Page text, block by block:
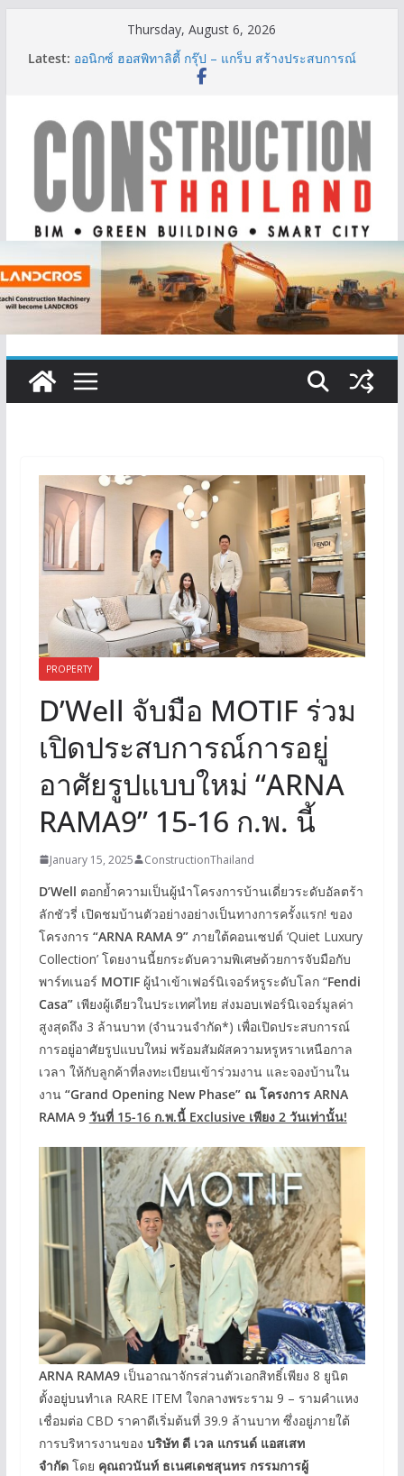
Thursday, August 6, 2026
Latest: ออนิกซ์ ฮอสพิทาลิตี้ กรุ๊ป – แกร็บ สร้างประสบการณ์
การเดินทางที่สะดวกยิ่งขึ้น ภายใต้แนวคิด “More of
Construction & Mining” ขับเคลื่อนอุตสาหกรรม
ก่อสร้างและเหมืองแร่สู่สังคมคาร์บอนต่ำอย่างยั่งยืน
ลลิล พร็อพเพอร์ตี้ ก้าวสู่ปีที่ 40 ยึดลูกค้าเป็นศูนย์กลาง
เดินหน้าสร้างการเติบโตอย่างยั่งยืน
IHG Hotels & Resorts เปิดตัว ฮอลิเดย์ อินน์ เอ็กซ์เพรส
ผู้เชี่ยวชาญด้านวิศวกรรมโครงสร้างเสนอแผนปฏิรูป
มาตรฐานตั้งแต่การออกแบบถึงการตรวจสอบอาคารไทย
รับมือแผ่นดินไหว
PROPERTY
D’Well จับมือ MOTIF ร่วม
เปิดประสบการณ์การอยู่
อาศัยรูปแบบใหม่ “ARNA
RAMA9” 15-16 ก.พ. นี้
January 15, 2025 ConstructionThailand
D’Well ตอกย้ำความเป็นผู้นำโครงการบ้านเดี่ยวระดับอัลตร้า
ลักชัวรี่ เปิดชมบ้านตัวอย่างอย่างเป็นทางการครั้งแรก! ของ
โครงการ “ARNA RAMA 9”ภายใต้คอนเซปต์ ‘Quiet Luxury
Collection’ โดยงานนี้ยกระดับความพิเศษด้วยการจับมือกับ
พาร์ทเนอร์ MOTIFผู้นำเข้าเฟอร์นิเจอร์หรูระดับโลก “Fendi
Casa”เพียงผู้เดียวในประเทศไทย ส่งมอบเฟอร์นิเจอร์มูลค่า
สูงสุดถึง 3 ล้านบาท (จำนวนจำกัด*) เพื่อเปิดประสบการณ์
การอยู่อาศัยรูปแบบใหม่ พร้อมสัมผัสความหรูหราเหนือกาล
เวลา ให้กับลูกค้าที่ลงทะเบียนเข้าร่วมงาน และจองบ้านใน
งาน “Grand Opening New Phase” ณ โครงการ ARNA
RAMA 9 วันที่ 15-16 ก.พ.นี้ Exclusive เพียง 2 วันเท่านั้น!
ARNA RAMA9เป็นอาณาจักรส่วนตัวเอกสิทธิ์เพียง 8 ยูนิต
ตั้งอยู่บนทำเล RARE ITEM ใจกลางพระราม 9 – รามคำแหง
เชื่อมต่อ CBD ราคาดีเริ่มต้นที่ 39.9 ล้านบาท ซึ่งอยู่ภายใต้
การบริหารงานของ บริษัท ดี เวล แกรนด์ แอสเสท
จำกัดโดย คุณถวนันท์ ธเนศเดชสุนทร กรรมการผู้